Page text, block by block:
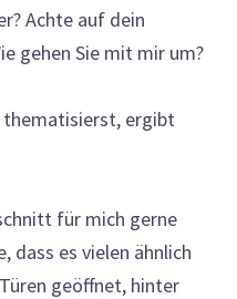
Achte auf dein
gehen Sie mit mir um?
thematisierst, ergibt
für mich gerne
dass es vielen ähnlich
geöffnet, hinter